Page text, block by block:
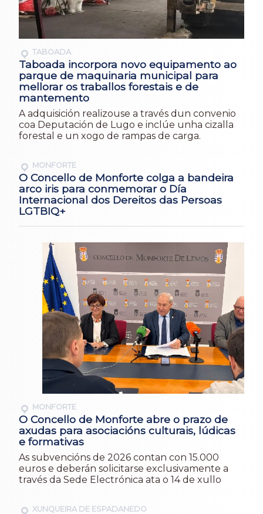
TABOADA
Taboada incorpora novo equipamento ao
parque de maquinaria municipal para
mellorar os traballos forestais e de
mantemento
A adquisición realizouse a través dun convenio
coa Deputación de Lugo e inclúe unha cizalla
forestal e un xogo de rampas de carga.
MONFORTE
O Concello de Monforte colga a bandeira
arco iris para conmemorar o Día
Internacional dos Dereitos das Persoas
LGTBIQ+
MONFORTE
O Concello de Monforte abre o prazo de
axudas para asociacións culturais, lúdicas
e formativas
As subvencións de 2026 contan con 15.000
euros e deberán solicitarse exclusivamente a
través da Sede Electrónica ata o 14 de xullo
XUNQUEIRA DE ESPADANEDO